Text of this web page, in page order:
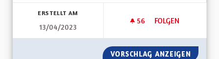
ERSTELLT AM
13/04/2023
56 56 FOLLOWER
FOLGEN
UNE RÉGION
VORSCHLAG ANZEIGEN UNE